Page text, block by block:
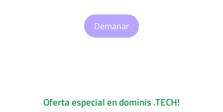
Demanar
Oferta especial en dominis .TECH!